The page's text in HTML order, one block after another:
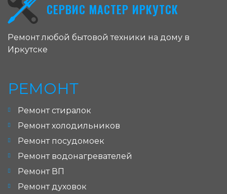
СЕРВИС МАСТЕР ИРКУТСК
Ремонт любой бытовой техники на дому в
Иркутске
РЕМОНТ
Ремонт стиралок
Ремонт холодильников
Ремонт посудомоек
Ремонт водонагревателей
Ремонт ВП
Ремонт духовок